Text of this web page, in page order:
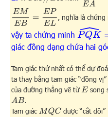
EMEB EL
, nghĩa là chứng
vậy ta chứng minh PQK^= L
giác đồng dạng chứa hai
Tam giác thứ nhất có thể dự
ta thay bằng tam giác “đồng vị”
của đường thẳng vẽ từE song
AB
.
Tam giác MQC được “cắt